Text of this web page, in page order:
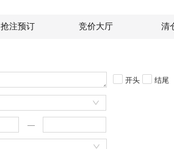
抢注预订 竞价大厅 清
开头 结尾